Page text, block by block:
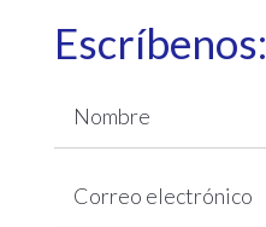
Escríbenos: